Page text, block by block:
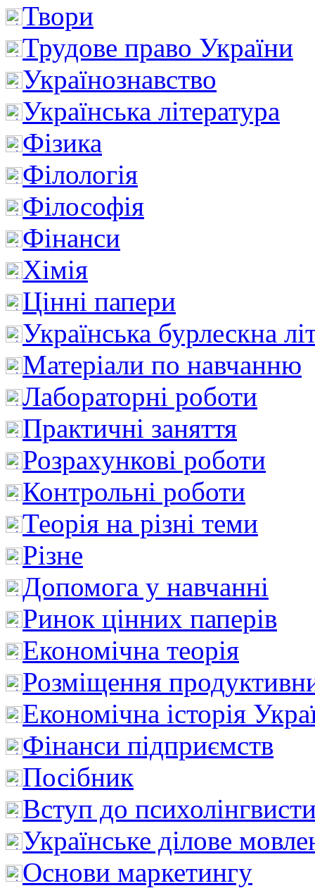
Твори
Трудове право України
Українознавство
Українська література
Фізика
Філологія
Філософія
Фінанси
Хімія
Цінні папери
Українська бурлескна
Матеріали по навчанню
Лабораторні роботи
Практичні заняття
Розрахункові роботи
Контрольні роботи
Теорія на різні теми
Різне
Допомога у навчанні
Ринок цінних паперів
Економічна теорія
Розміщення
Економічна історія
Фінанси підприємств
Посібник
Вступ до
Українське ділове
Основи маркетингу